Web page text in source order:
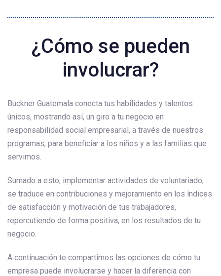
¿Cómo se pueden
involucrar?
Buckner Guatemala conecta tus habilidades y talentos
únicos, mostrando así, un giro a tu negocio en
responsabilidad social empresarial, a través de nuestros
programas, para beneficiar a los niños y a las familias que
servimos.
Sumado a esto, implementar actividades de voluntariado,
se traduce en contribuciones y mejoramiento en los índices
de satisfacción y motivación de tus trabajadores,
repercutiendo de forma positiva, en los resultados de tu
negocio.
A continuación te compartimos las opciones de cómo tu
empresa puede involucrarse y hacer la diferencia con